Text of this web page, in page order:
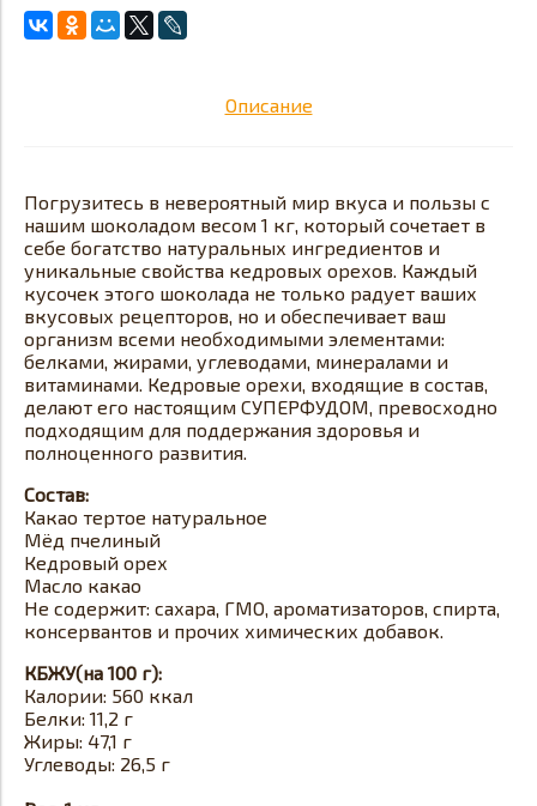
Описание
Погрузитесь в невероятный мир вкуса и пользы с
нашим шоколадом весом 1 кг, который сочетает в
себе богатство натуральных ингредиентов и
уникальные свойства кедровых орехов. Каждый
кусочек этого шоколада не только радует ваших
вкусовых рецепторов, но и обеспечивает ваш
организм всеми необходимыми элементами:
белками, жирами, углеводами, минералами и
витаминами. Кедровые орехи, входящие в состав,
делают его настоящим СУПЕРФУДОМ, превосходно
подходящим для поддержания здоровья и
полноценного развития.
Состав:
Какао тертое натуральное
Мёд пчелиный
Кедровый орех
Масло какао
Не содержит: сахара, ГМО, ароматизаторов, спирта,
консервантов и прочих химических добавок.
КБЖУ(на 100 г):
Калории: 560 ккал
Белки: 11,2 г
Жиры: 47,1 г
Углеводы: 26,5 г